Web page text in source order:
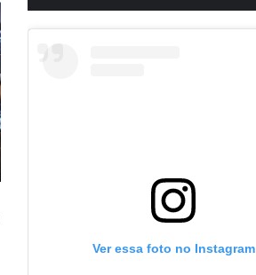
Ver essa foto no Instagram